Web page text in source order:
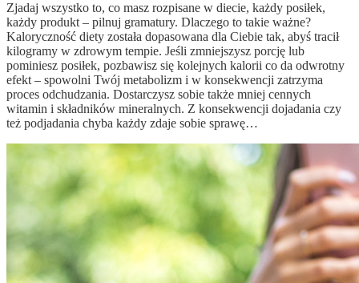
Zjadaj wszystko to, co masz rozpisane w diecie, każdy posiłek,
każdy produkt – pilnuj gramatury. Dlaczego to takie ważne?
Kaloryczność diety została dopasowana dla Ciebie tak, abyś tracił
kilogramy w zdrowym tempie. Jeśli zmniejszysz porcję lub
pominiesz posiłek, pozbawisz się kolejnych kalorii co da odwrotny
efekt – spowolni Twój metabolizm i w konsekwencji zatrzyma
proces odchudzania. Dostarczysz sobie także mniej cennych
witamin i składników mineralnych. Z konsekwencji dojadania czy
też podjadania chyba każdy zdaje sobie sprawę…